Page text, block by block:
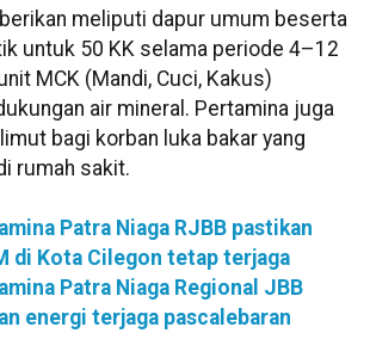
meliputi dapur umum beserta
untuk 50 KK selama periode 4–12
MCK (Mandi, Cuci, Kakus)
air mineral. Pertamina juga
bagi korban luka bakar yang
rumah sakit.
Patra Niaga RJBB pastikan
di Kota Cilegon tetap terjaga
Patra Niaga Regional JBB
energi terjaga pascalebaran